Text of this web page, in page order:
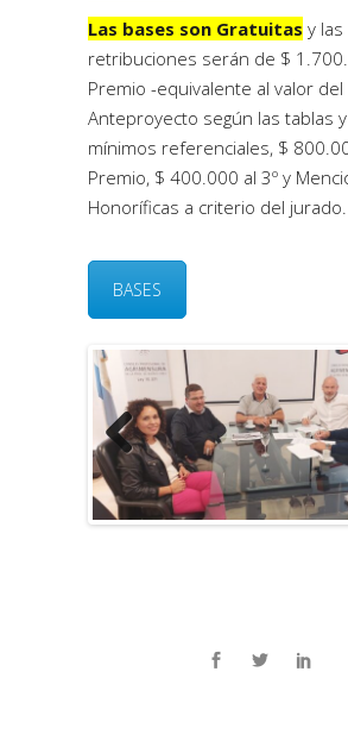
Las bases son Gratuitas y las
retribuciones serán de $
Premio -equivalente al valor del
Anteproyecto según las tablas
mínimos referenciales, $
Premio, $ 400.000 al 3º y
Honoríficas a criterio del jurado.
BASES
Previous